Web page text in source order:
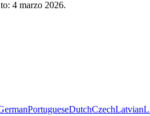
4 marzo 2026.
PortugueseDutchCzechLatvian